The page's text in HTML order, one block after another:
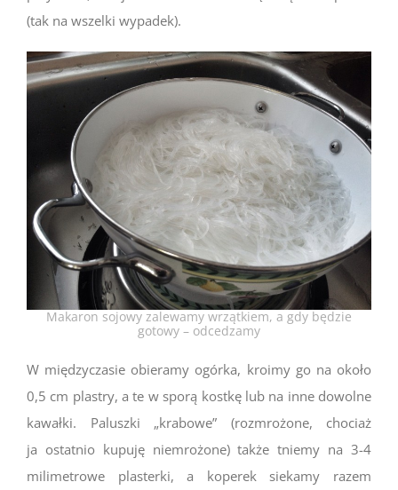
(tak na wszelki wypadek).
Makaron sojowy zalewamy wrzątkiem, a gdy będzie
gotowy – odcedzamy
W międzyczasie obieramy ogórka, kroimy go na około
0,5 cm plastry, a te w sporą kostkę lub na inne dowolne
kawałki. Paluszki „krabowe” (rozmrożone, chociaż
ja ostatnio kupuję niemrożone) także tniemy na 3-4
milimetrowe plasterki, a koperek siekamy razem